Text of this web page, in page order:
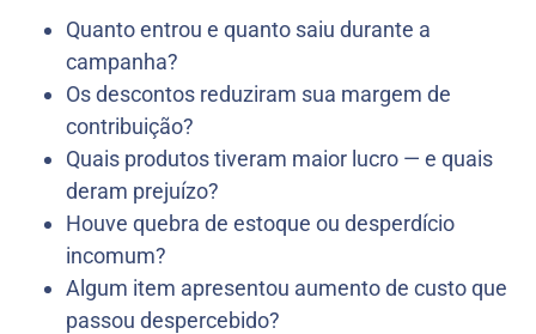
Quanto entrou e quanto saiu durante a
campanha?
Os descontos reduziram sua margem de
contribuição?
Quais produtos tiveram maior lucro — e quais
deram prejuízo?
Houve quebra de estoque ou desperdício
incomum?
Algum item apresentou aumento de custo que
passou despercebido?